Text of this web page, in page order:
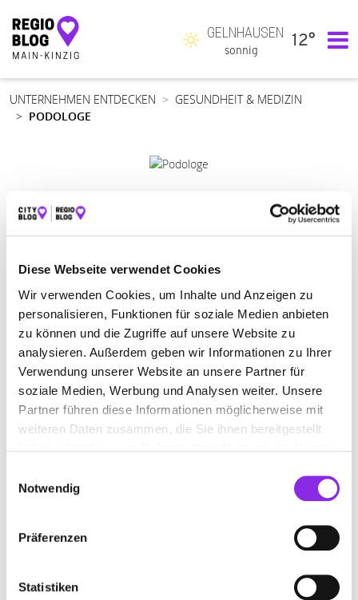
Diese Webseite verwendet Cookies
Wir verwenden Cookies, um Inhalte und Anzeigen zu
personalisieren, Funktionen für soziale Medien anbieten
zu können und die Zugriffe auf unsere Website zu
analysieren. Außerdem geben wir Informationen zu Ihrer
Verwendung unserer Website an unsere Partner für
soziale Medien, Werbung und Analysen weiter. Unsere
Partner führen diese Informationen möglicherweise mit
weiteren Daten zusammen, die Sie ihnen bereitgestellt
Notwendig
Präferenzen
Statistiken
Hauptnavigation
GELNHAUSEN
sonnig
12°
UNTERNEHMEN ENTDECKEN
GESUNDHEIT & MEDIZIN
PODOLOGE
Finden
ALLE HANAU MAINTAL RODENBACH
ALTUNAY PODOLOGIE-PRAXIS
+4961814359215